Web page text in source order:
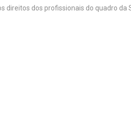
direitos dos profissionais do quadro da